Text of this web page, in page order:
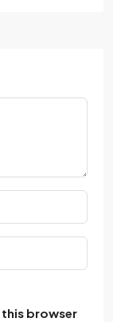
this browser